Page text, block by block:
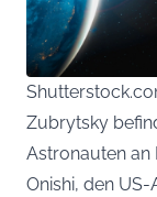
Zubrytsky
Astronauten an
Onishi, den